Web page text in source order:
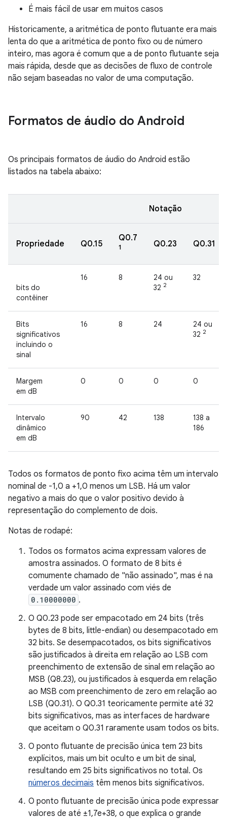
É mais fácil de usar em muitos casos
Historicamente, a aritmética de ponto flutuante era mais
lenta do que a aritmética de ponto fixo ou de número
inteiro, mas agora é comum que a de ponto flutuante seja
mais rápida, desde que as decisões de fluxo de controle
não sejam baseadas no valor de uma computação.
Formatos de áudio do Android
Os principais formatos de áudio do Android estão
listados na tabela abaixo:
Notação
Propriedade Q0.15
Q0.7
1 Q0.23 Q0.31
bits do
contêiner
16 8
24 ou
32 2
32
Bits
significativos
incluindo o
sinal
16 8 24
24 ou
32 2
Margem
em dB
0 0 0 0
Intervalo
dinâmico
em dB
90 42 138
138 a
186
Todos os formatos de ponto fixo acima têm um intervalo
nominal de -1,0 a +1,0 menos um LSB. Há um valor
negativo a mais do que o valor positivo devido à
representação do complemento de dois.
Notas de rodapé:
Todos os formatos acima expressam valores de
amostra assinados. O formato de 8 bits é
comumente chamado de "não assinado", mas é na
verdade um valor assinado com viés de
0.10000000 .
O Q0.23 pode ser empacotado em 24 bits (três
bytes de 8 bits, little-endian) ou desempacotado em
32 bits. Se desempacotados, os bits significativos
são justificados à direita em relação ao LSB com
preenchimento de extensão de sinal em relação ao
MSB (Q8.23), ou justificados à esquerda em relação
ao MSB com preenchimento de zero em relação ao
LSB (Q0.31). O Q0.31 teoricamente permite até 32
bits significativos, mas as interfaces de hardware
que aceitam o Q0.31 raramente usam todos os bits.
O ponto flutuante de precisão única tem 23 bits
explícitos, mais um bit oculto e um bit de sinal,
resultando em 25 bits significativos no total. Os
números decimais têm menos bits significativos.
O ponto flutuante de precisão única pode expressar
valores de até ±1,7e+38, o que explica o grande